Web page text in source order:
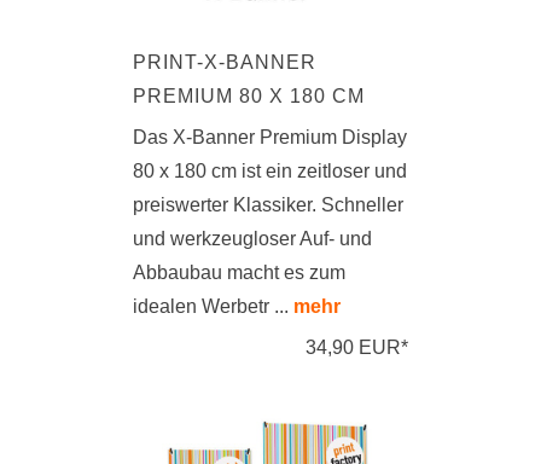
PRINT-X-BANNER
PREMIUM 80 X 180 CM
Das X-Banner Premium Display
80 x 180 cm ist ein zeitloser und
preiswerter Klassiker. Schneller
und werkzeugloser Auf- und
Abbaubau macht es zum
idealen Werbetr ... mehr
34,90 EUR*